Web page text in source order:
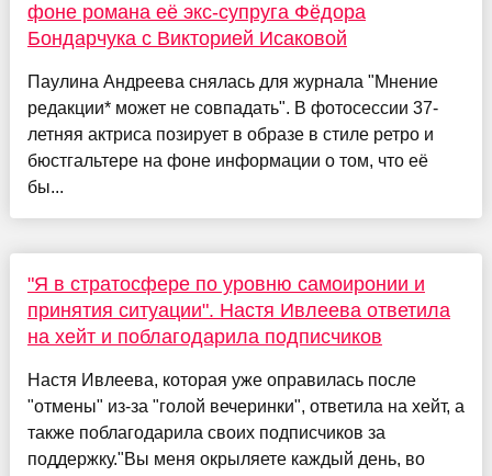
фоне романа её экс-супруга Фёдора
Бондарчука с Викторией Исаковой
Паулина Андреева снялась для журнала "Мнение
редакции* может не совпадать". В фотосессии 37-
летняя актриса позирует в образе в стиле ретро и
бюстгальтере на фоне информации о том, что её
бы...
"Я в стратосфере по уровню самоиронии и
принятия ситуации". Настя Ивлеева ответила
на хейт и поблагодарила подписчиков
Настя Ивлеева, которая уже оправилась после
"отмены" из-за "голой вечеринки", ответила на хейт, а
также поблагодарила своих подписчиков за
поддержку."Вы меня окрыляете каждый день, во